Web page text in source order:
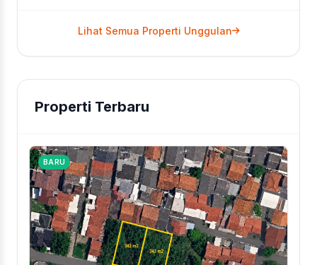
Lihat Semua Properti Unggulan
Properti Terbaru
BARU